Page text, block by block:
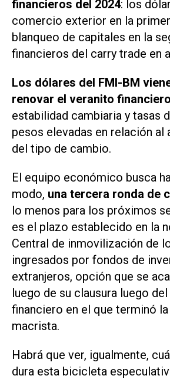
financieros del 2024: los
comercio exterior en la
blanqueo de capitales en la
financieros del carry trade en
Los dólares del FMI-BM
renovar el veranito financiero
estabilidad cambiaria y tasas
pesos elevadas en relación al
del tipo de cambio.
El equipo económico busca
modo, una tercera ronda de
lo menos para los próximos
es el plazo establecido en la
Central de inmovilización de
ingresados por fondos de
extranjeros, opción que se
luego de su clausura luego
financiero en el que terminó
macrista.
Habrá que ver, igualmente,
dura esta bicicleta